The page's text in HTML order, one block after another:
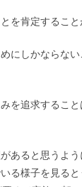
を肯定するこ
にしかならな
を追求するこ
あると思うよ
る様子を見る